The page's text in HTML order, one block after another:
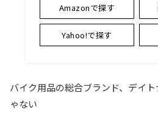
Amazonで探す
Yahoo!で探す
バイク用品の総合ブランド、デイ
ゃない